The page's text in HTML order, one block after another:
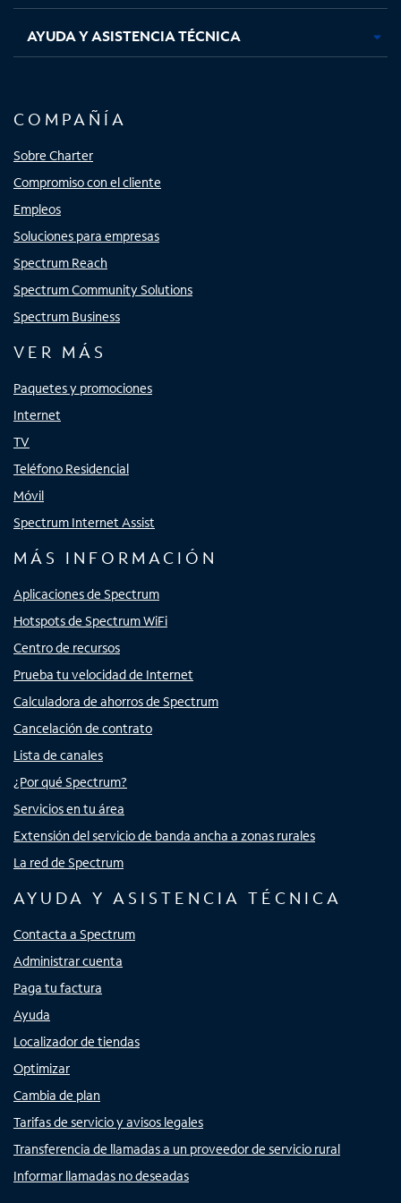
AYUDA Y ASISTENCIA TÉCNICA
COMPAÑÍA
Sobre Charter
Compromiso con el cliente
Empleos
Soluciones para empresas
Spectrum Reach
Spectrum Community Solutions
Spectrum Business
VER MÁS
Paquetes y promociones
Internet
TV
Teléfono Residencial
Móvil
Spectrum Internet Assist
MÁS INFORMACIÓN
Aplicaciones de Spectrum
Hotspots de Spectrum WiFi
Centro de recursos
Prueba tu velocidad de Internet
Calculadora de ahorros de Spectrum
Cancelación de contrato
Lista de canales
¿Por qué Spectrum?
Servicios en tu área
Extensión del servicio de banda ancha a zonas rurales
La red de Spectrum
AYUDA Y ASISTENCIA TÉCNICA
Contacta a Spectrum
Administrar cuenta
Paga tu factura
Ayuda
Localizador de tiendas
Optimizar
Cambia de plan
Tarifas de servicio y avisos legales
Transferencia de llamadas a un proveedor de servicio rural
Informar llamadas no deseadas